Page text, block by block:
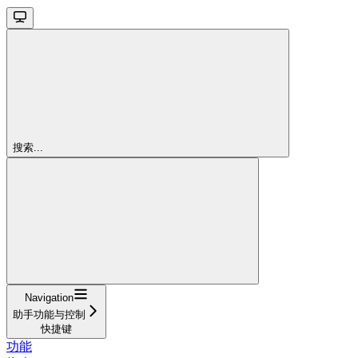
搜索...
Navigation
助手功能与控制
快捷键
功能